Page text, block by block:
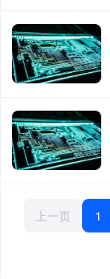
上一页 1